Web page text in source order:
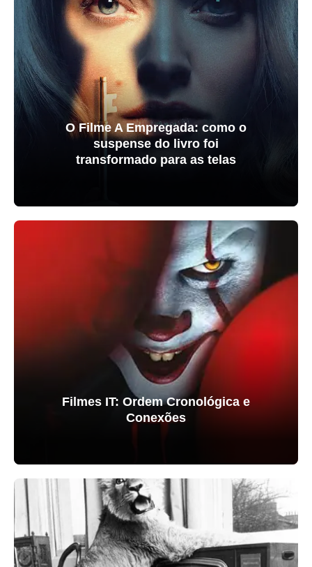
O Filme A Empregada: como o
suspense do livro foi
transformado para as telas
Filmes IT: Ordem Cronológica e
Conexões